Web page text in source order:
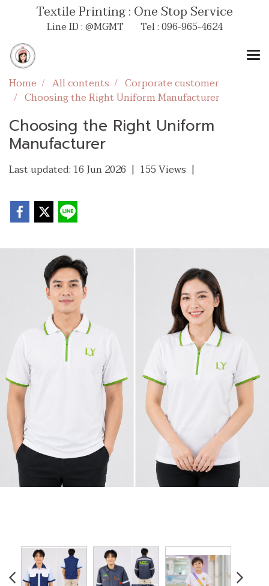
Textile Printing : One Stop Service
Line ID : @MGMT Tel : 096-965-4624
Home All contents
Corporate customer
Choosing the Right Uniform Manufacturer
Choosing the Right Uniform
Manufacturer
Last updated: 16 Jun 2026 | 155 Views |